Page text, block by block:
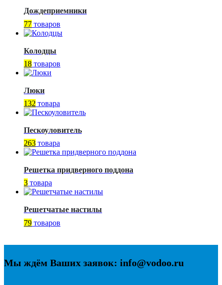
Дождеприемники
77 товаров
Колодцы
18 товаров
Люки
132 товара
Пескоуловитель
263 товара
Решетка придверного поддона
3 товара
Решетчатые настилы
79 товаров
Мы ждём Ваших заявок: info@vodoo.ru